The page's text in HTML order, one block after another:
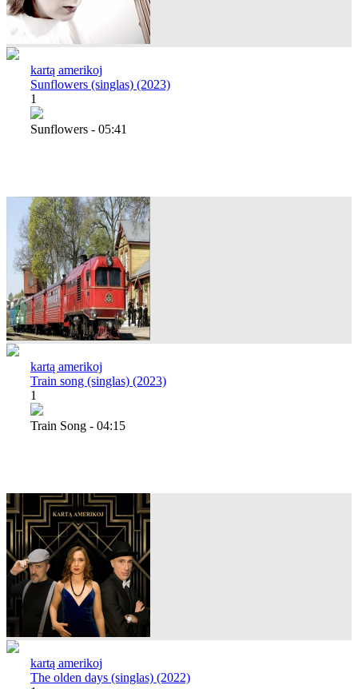
kartą amerikoj
Sunflowers (singlas) (2023)
1
Sunflowers - 05:41
kartą amerikoj
Train song (singlas) (2023)
1
Train Song - 04:15
kartą amerikoj
The olden days (singlas) (2022)